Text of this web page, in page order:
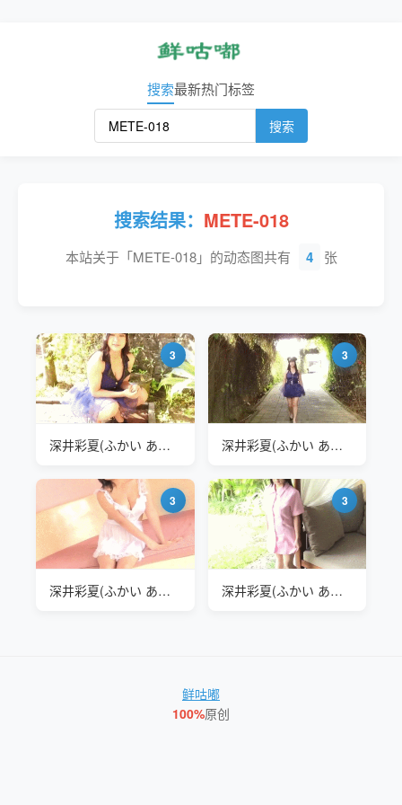
搜索最新热门标签
搜索
搜索结果： METE-018
本站关于「METE-018」的动态图共有 4 张
3
深井彩夏(ふかい あやか,Ayaka Fukai) METE-018
3
深井彩夏(ふかい あやか,Ayaka Fukai) METE-018
3
深井彩夏(ふかい あやか,Ayaka Fukai) METE-018
3
深井彩夏(ふかい あやか,Ayaka Fukai) METE-018
鲜咕嘟
100%原创